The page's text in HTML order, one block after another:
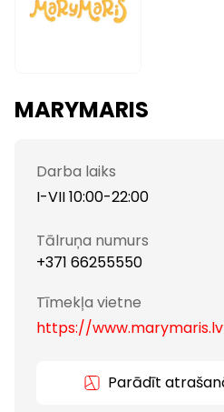
MARYMARIS
Darba laiks
I-VII 10:00-22:00
Tālruņa numurs
+371 66255550
Tīmekļa vietne
https://www.marymaris.lv
Parādīt